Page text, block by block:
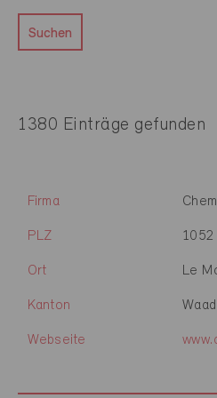
Suchen
1380 Einträge gefunden
Firma
PLZ 1052
Ort Le
Kanton
Webseite